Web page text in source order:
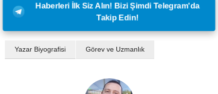
Haberleri İlk Siz Alın! Bizi Şimdi Telegram'da
Takip Edin!
Yazar Biyografisi Görev ve Uzmanlık